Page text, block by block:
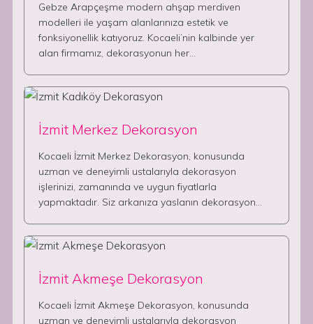
Gebze Arapçeşme modern ahşap merdiven
modelleri ile yaşam alanlarınıza estetik ve
fonksiyonellik katıyoruz. Kocaeli’nin kalbinde yer
alan firmamız, dekorasyonun her…
İzmit Merkez Dekorasyon
Kocaeli İzmit Merkez Dekorasyon, konusunda
uzman ve deneyimli ustalarıyla dekorasyon
işlerinizi, zamanında ve uygun fiyatlarla
yapmaktadır. Siz arkanıza yaslanın dekorasyon…
İzmit Akmeşe Dekorasyon
Kocaeli İzmit Akmeşe Dekorasyon, konusunda
uzman ve deneyimli ustalarıyla dekorasyon